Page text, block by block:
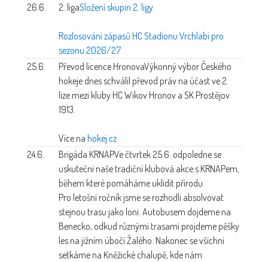
26.6. 2. ligaSložení skupin 2. ligy
Rozlosování zápasů HC Stadionu Vrchlabí pro
sezonu 2026/27
25.6.
Převod licence HronovaVýkonný výbor Českého
hokeje dnes schválil převod práv na účast ve 2.
lize mezi kluby HC Wikov Hronov a SK Prostějov
1913.
Více na hokej.cz
24.6.
Brigáda KRNAPVe čtvrtek 25.6. odpoledne se
uskuteční naše tradiční klubová akce s KRNAPem,
během které pomáháme uklidit přírodu.
Pro letošní ročník jsme se rozhodli absolvovat
stejnou trasu jako loni. Autobusem dojdeme na
Benecko, odkud různými trasami projdeme pěšky
les na jižním úbočí Žalého. Nakonec se všichni
setkáme na Kněžické chalupě, kde nám